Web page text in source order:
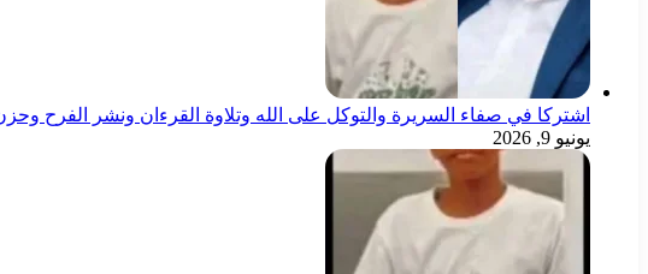
اشتركا في صفاء السريرة والتوكل على الله وتلاوة القرءان ونشر الفرح
يونيو 9, 2026